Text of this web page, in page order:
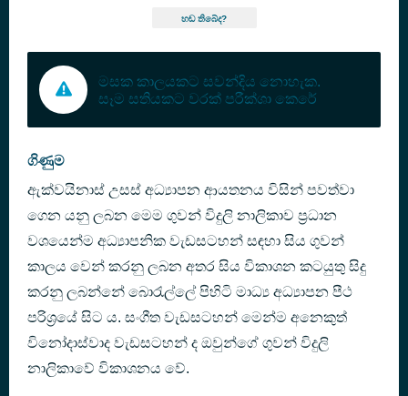
හඬ තිබේද?
මසක කාලයකට සවන්දිය නොහැක.
සෑම සතියකට වරක් පරීක්ශා කෙරේ
ගිණුම
ඇක්වයිනාස් උසස් අධ්‍යාපන ආයතනය විසින් පවත්වා
ගෙන යනු ලබන මෙම ගුවන් විදුලි නාලිකාව ප්‍රධාන
වශයෙන්ම අධ්‍යාපනික වැඩසටහන් සඳහා සිය ගුවන්
කාලය වෙන් කරනු ලබන අතර සිය විකාශන කටයුතු සිදු
කරනු ලබන්නේ බොරැල්ලේ පිහිටි මාධ්‍ය අධ්‍යාපන පීථ
පරිශ්‍රයේ සිට ය. සංගීත වැඩසටහන් මෙන්ම අනෙකුත්
විනෝදාස්වාද වැඩසටහන් ද ඔවුන්ගේ ගුවන් විදුලි
නාලිකාවේ විකාශනය වේ.